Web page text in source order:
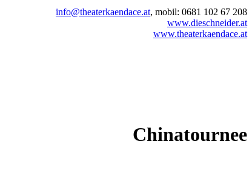
info@theaterkaendace.at, mobil: 0681 102 67 208
www.dieschneider.at
www.theaterkaendace.at
Chinatournee